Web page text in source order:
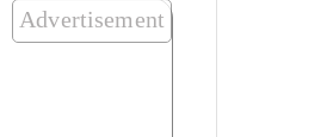
Advertisement